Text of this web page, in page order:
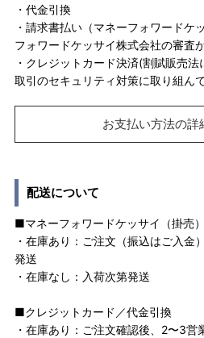
・代金引換
・請求書払い（マネーフォワードケ
フォワードケッサイ株式会社の審査
・クレジットカード決済(割賦販売
取引のセキュリティ対策に取り組ん
お支払い方法の詳
配送について
■マネーフォワードケッサイ（掛売
・在庫あり：ご注文（振込はご入金
発送
・在庫なし：入荷次第発送
■クレジットカード／代金引換
・在庫あり：ご注文確認後、2〜3営